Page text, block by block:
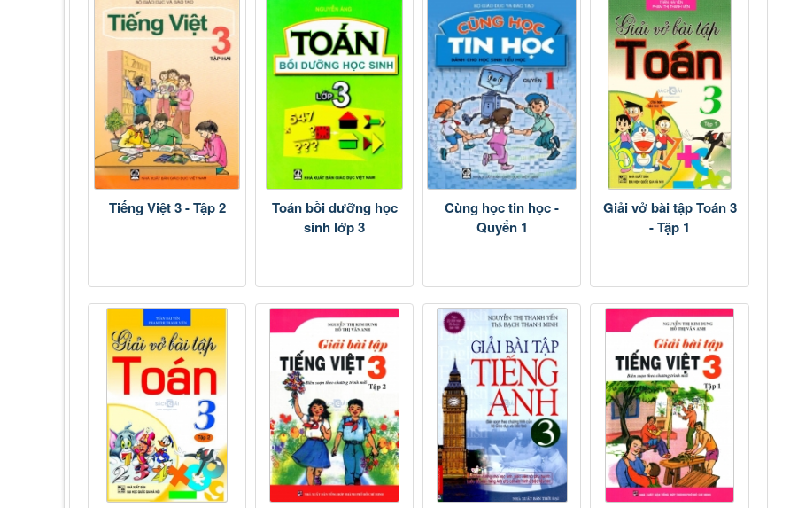
Tiếng Việt 3 - Tập 2
Toán bồi dưỡng học
sinh lớp 3
Cùng học tin học -
Quyển 1
Giải vở bài tập Toán 3
- Tập 1